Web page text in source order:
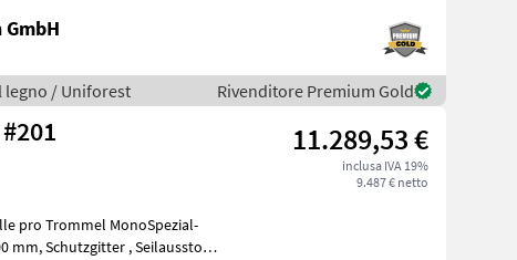
legno / Uniforest Rivenditore Premium Gold
Pfanzelt S 150 S-LINE #201 11.289,53 €
inclusa IVA 19%
9.487 € netto